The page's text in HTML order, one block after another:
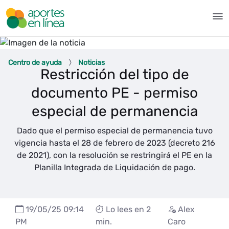
Saltar al contenido principal
Articulo 3 ADM - Aportes en
Centro de ayuda Noticias
Restricción del tipo de
documento PE - permiso
especial de permanencia
Dado que el permiso especial de permanencia tuvo
vigencia hasta el 28 de febrero de 2023 (decreto 216
de 2021), con la resolución se restringirá el PE en la
Planilla Integrada de Liquidación de pago.
19/05/25 09:14
PM
Lo lees en 2
min.
Alex
Caro